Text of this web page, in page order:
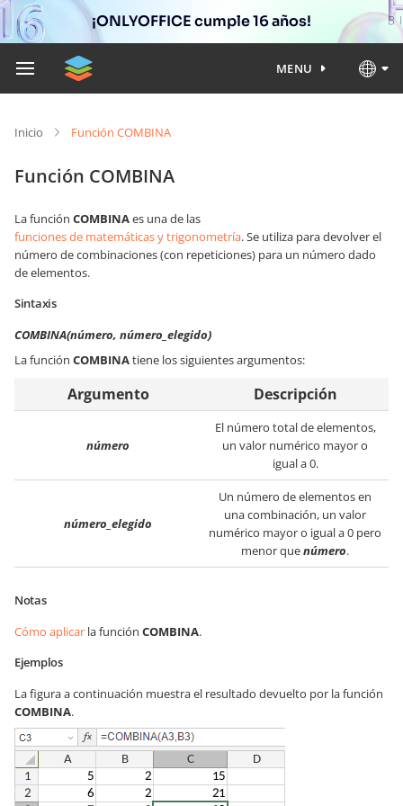
¡ONLYOFFICE cumple 16 años!
MENU
Inicio Función COMBINA
Función COMBINA
La función COMBINAes una de las
funciones de matemáticas y trigonometría. Se utiliza para devolver el
número de combinaciones (con repeticiones) para un número dado
de elementos.
Sintaxis
COMBINA(número, número_elegido)
La función COMBINAtiene los siguientes argumentos:
Argumento Descripción
número
El número total de elementos,
un valor numérico mayor o
igual a 0.
número_elegido
Un número de elementos en
una combinación, un valor
numérico mayor o igual a 0 pero
menor quenúmero.
Notas
Cómo aplicar la función COMBINA.
Ejemplos
La figura a continuación muestra el resultado devuelto por la función
COMBINA.